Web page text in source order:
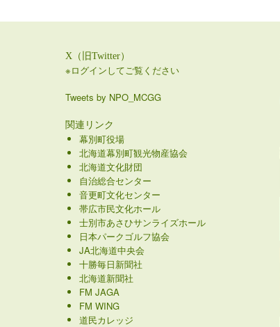
X（旧Twitter）
※ログインしてご覧ください
Tweets by NPO_MCGG
関連リンク
幕別町役場
北海道幕別町観光物産協会
北海道文化財団
自治総合センター
音更町文化センター
帯広市民文化ホール
士別市あさひサンライズホール
日本パークゴルフ協会
JA北海道中央会
十勝毎日新聞社
北海道新聞社
FM JAGA
FM WING
道民カレッジ